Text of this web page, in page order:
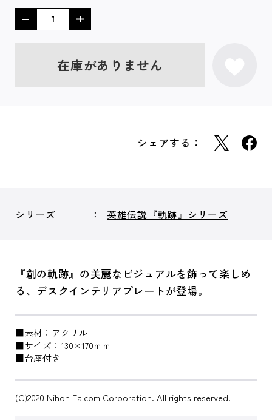
在庫がありません
シェアする：
シリーズ 英雄伝説『軌跡』シリーズ
『創の軌跡』の美麗なビジュアルを飾って楽しめ
る、デスクインテリアプレートが登場。
■素材：アクリル
■サイズ：130×170ｍｍ
■台座付き
(C)2020 Nihon Falcom Corporation. All rights reserved.